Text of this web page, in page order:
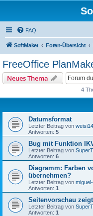
FAQ
SoftMaker Foren-Übersicht
FreeOffice
Neues Thema
4
Datumsformat
Letzter Beitrag von weisi14
Antworten: 5
Bug mit Funktion
Letzter Beitrag von
Antworten: 6
Diagramm: Farben
übernehmen?
Letzter Beitrag von
Antworten: 1
Seitenvorschau
Letzter Beitrag von
Antworten: 1